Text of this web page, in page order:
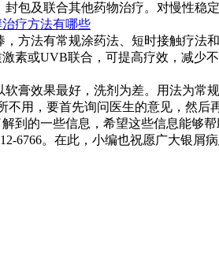
包及联合其他药物治疗。对慢性
疗方法有哪些
方法有常规涂药法、短时接触疗法和
素或UVB联合，可提高疗效，减少
膏效果最好，洗剂为差。用法为常
用，要首先询问医生的意见，然后
到的一些信息，希望这些信息能够
6766。在此，小编也祝愿广大银屑病